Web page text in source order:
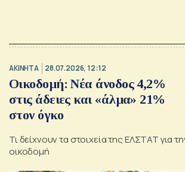
ΑΚΙΝΗΤΑ 28.07.2026, 12:12
Οικοδομή: Νέα άνοδος 4,2%
στις άδειες και «άλμα» 21%
στον όγκο
Τι δείχνουν τα στοιχεία της ΕΛΣΤΑΤ για
οικοδομή